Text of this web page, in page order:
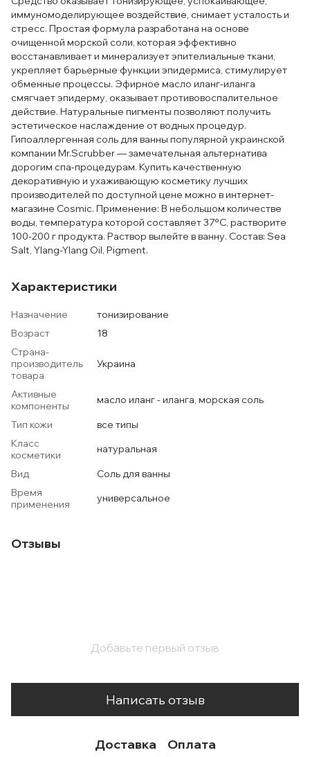
иммуномоделирующее воздействие, снимает усталость и
стресс. Простая формула разработана на основе
очищенной морской соли, которая эффективно
восстанавливает и минерализует эпителиальные ткани,
укрепляет барьерные функции эпидермиса, стимулирует
обменные процессы. Эфирное масло иланг-иланга
смягчает эпидерму, оказывает противовоспалительное
действие. Натуральные пигменты позволяют получить
эстетическое наслаждение от водных процедур.
Гипоаллергенная соль для ванны популярной украинской
компании Mr.Scrubber — замечательная альтернатива
дорогим спа-процедурам. Купить качественную
декоративную и ухаживающую косметику лучших
производителей по доступной цене можно в интернет-
магазине Cosmic. Применение: В небольшом количестве
воды, температура которой составляет 37°С, растворите
100-200 г продукта. Раствор вылейте в ванну. Состав: Sea
Salt, Ylang-Ylang Oil, Pigment.
Характеристики
Назначение
тонизирование
Возраст
18
Страна-
производитель
товара
Украина
Активные
компоненты
масло иланг - иланга, морская соль
Тип кожи
все типы
Класс
косметики
натуральная
Вид
Соль для ванны
Время
применения
универсальное
Отзывы
Добавьте первый отзыв
Написать отзыв
Доставка Оплата